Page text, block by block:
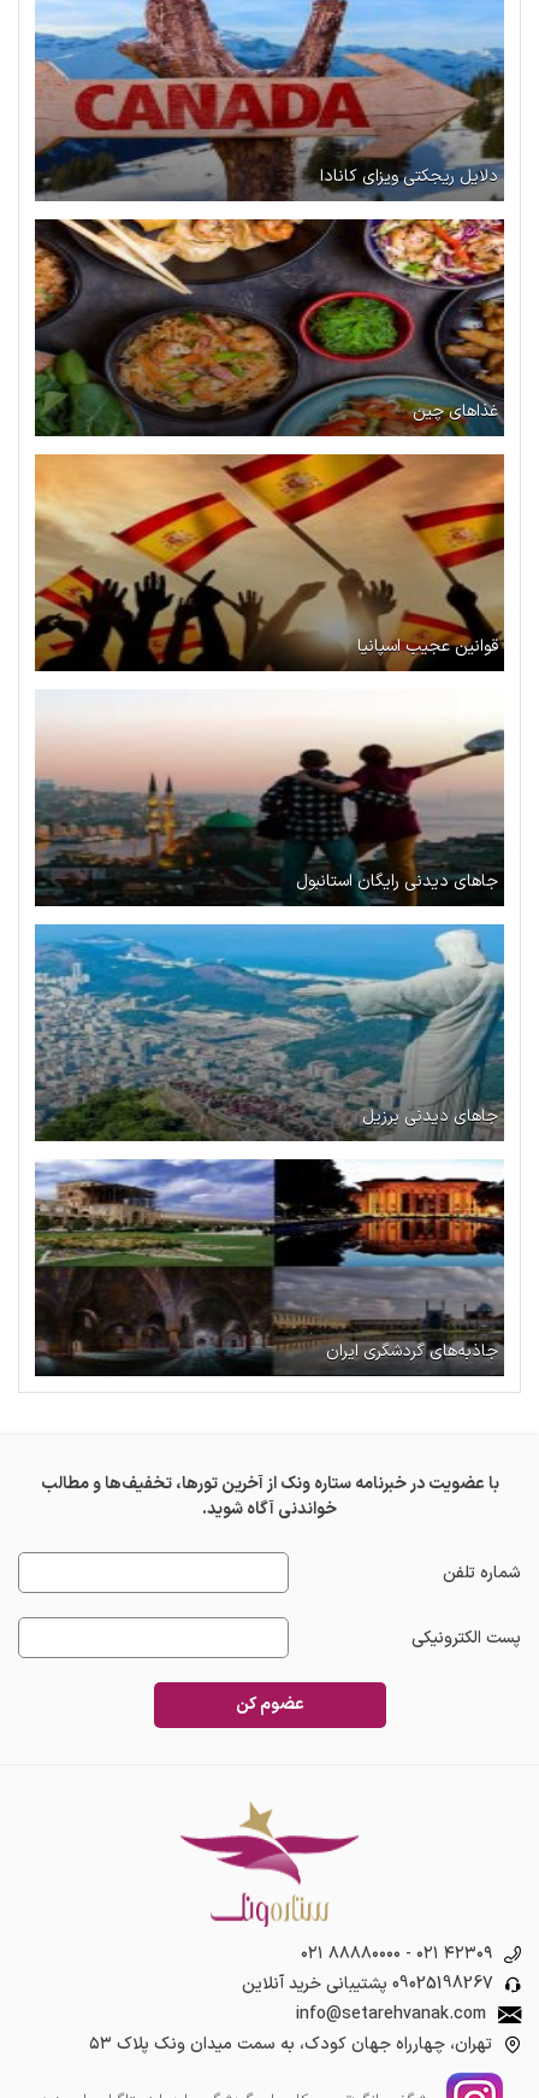
دلایل ریجکتی ویزای کانادا
غذاهای چین
قوانین عجیب اسپانیا
جاهای دیدنی رایگان استانبول
جاهای دیدنی برزیل
جاذبه‌های گردشگری ایران
با عضویت در خبرنامه ستاره ونک از آخرین تورها، تخفیف‌ها و مطالب
خواندنی آگاه شوید.
شماره تلفن
پست الکترونیکی
عضوم کن
۰۲۱ ۸۸۸۸۰۰۰۰ - ۰۲۱ ۴۲۳۰۹
09025198267 پشتیبانی خرید آنلاین
info@setarehvanak.com
تهران، چهارراه جهان کودک، به سمت میدان ونک پلاک ۵۳